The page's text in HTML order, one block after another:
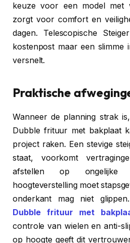
keuze voor een model met
zorgt voor comfort en
dagen. Telescopische
kostenpost maar een slimme
versnelt.
Praktische
Wanneer de planning strak
Dubble frituur met bakplaat
project raken. Een stevige
staat, voorkomt
afstellen op ongelijke
hoogteverstelling moet
onderkant mag niet
Dubble frituur met
controle van wielen en anti-
op hoogte geeft dit